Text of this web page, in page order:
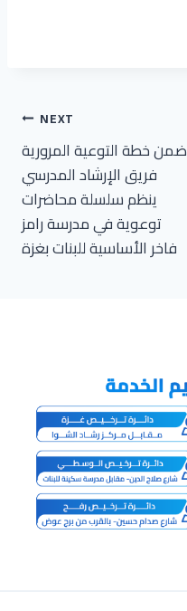
NEXT
ضمن خطة التوعية المرورية
فريق الإرشاد المدرسي
ينظم سلسلة محاضرات
توعوية في مدرسة رامز
فاخر الأساسية للبنات بغزة